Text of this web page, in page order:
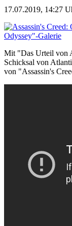
17.07.2019, 14:27
Odyssey"-Galerie
Mit "Das Urteil von
Schicksal von
von "Assassin's